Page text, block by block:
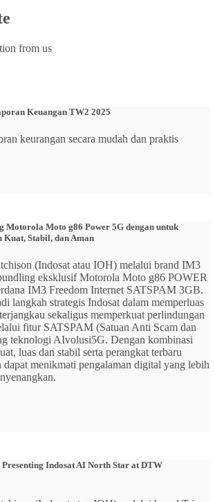
from us
Keuangan TW2 2025
keurangan secara mudah dan praktis
Moto g86 Power 5G dengan untuk
Kuat, Stabil, dan Aman
(Indosat atau IOH) melalui brand IM3
eksklusif Motorola Moto g86 POWER
IM3 Freedom Internet SATSPAM 3GB.
langkah strategis Indosat dalam memperluas
sekaligus memperkuat perlindungan
fitur SATSPAM (Satuan Anti Scam dan
teknologi AIvolusi5G. Dengan kombinasi
luas dan stabil serta perangkat terbaru
menikmati pengalaman digital yang lebih
Indosat AI North Star at DTW